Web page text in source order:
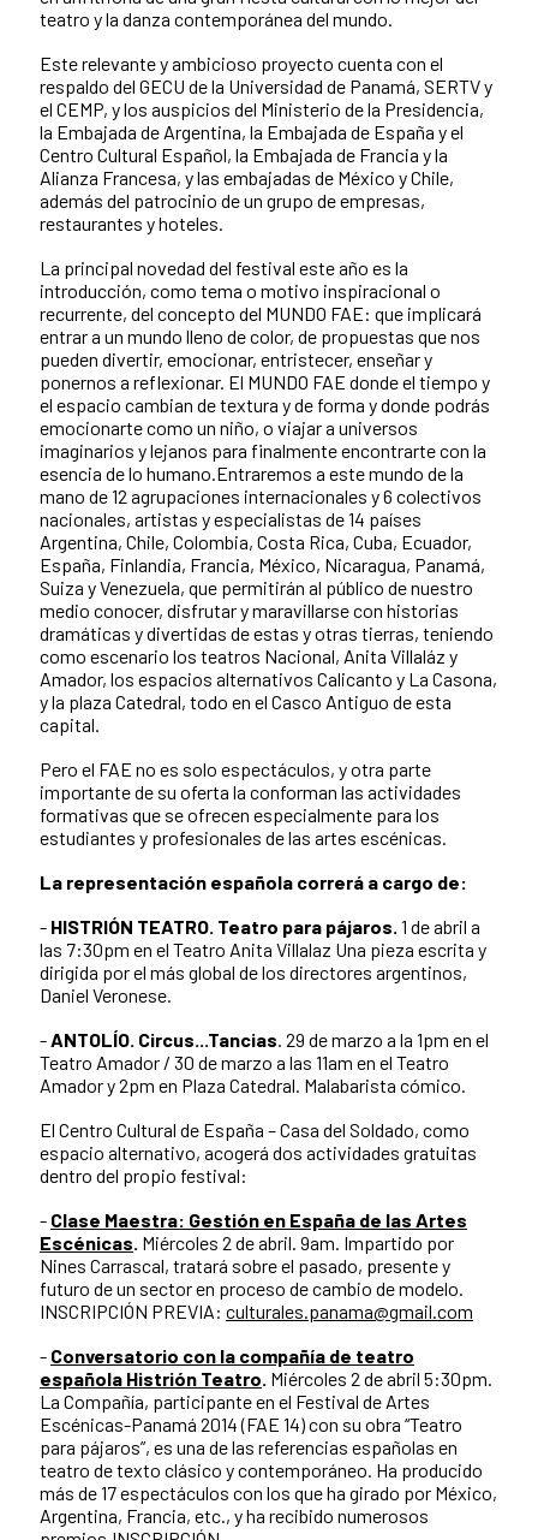
teatro y la danza contemporánea del mundo.
Este relevante y ambicioso proyecto cuenta con el
respaldo del GECU de la Universidad de Panamá, SERTV y
el CEMP, y los auspicios del Ministerio de la Presidencia,
la Embajada de Argentina, la Embajada de España y el
Centro Cultural Español, la Embajada de Francia y la
Alianza Francesa, y las embajadas de México y Chile,
además del patrocinio de un grupo de empresas,
restaurantes y hoteles.
La principal novedad del festival este año es la
introducción, como tema o motivo inspiracional o
recurrente, del concepto del MUNDO FAE: que implicará
entrar a un mundo lleno de color, de propuestas que nos
pueden divertir, emocionar, entristecer, enseñar y
ponernos a reflexionar. El MUNDO FAE donde el tiempo y
el espacio cambian de textura y de forma y donde podrás
emocionarte como un niño, o viajar a universos
imaginarios y lejanos para finalmente encontrarte con la
esencia de lo humano.Entraremos a este mundo de la
mano de 12 agrupaciones internacionales y 6 colectivos
nacionales, artistas y especialistas de 14 países
Argentina, Chile, Colombia, Costa Rica, Cuba, Ecuador,
España, Finlandia, Francia, México, Nicaragua, Panamá,
Suiza y Venezuela, que permitirán al público de nuestro
medio conocer, disfrutar y maravillarse con historias
dramáticas y divertidas de estas y otras tierras, teniendo
como escenario los teatros Nacional, Anita Villaláz y
Amador, los espacios alternativos Calicanto y La Casona,
y la plaza Catedral, todo en el Casco Antiguo de esta
capital.
Pero el FAE no es solo espectáculos, y otra parte
importante de su oferta la conforman las actividades
formativas que se ofrecen especialmente para los
estudiantes y profesionales de las artes escénicas.
La representación española correrá a cargo de:
- HISTRIÓN TEATRO. Teatro para pájaros. 1 de abril a
las 7:30pm en el Teatro Anita Villalaz Una pieza escrita y
dirigida por el más global de los directores argentinos,
Daniel Veronese.
-ANTOLÍO. Circus...Tancias. 29 de marzo a la 1pm en el
Teatro Amador / 30 de marzo a las 11am en el Teatro
Amador y 2pm en Plaza Catedral. Malabarista cómico.
El Centro Cultural de España – Casa del Soldado, como
espacio alternativo, acogerá dos actividades gratuitas
dentro del propio festival:
- Clase Maestra: Gestión en España de las Artes
Escénicas. Miércoles 2 de abril. 9am. Impartido por
Nines Carrascal, tratará sobre el pasado, presente y
futuro de un sector en proceso de cambio de modelo.
INSCRIPCIÓN PREVIA: culturales.panama@gmail.com
- Conversatorio con la compañía de teatro
española Histrión Teatro. Miércoles 2 de abril 5:30pm.
La Compañía, participante en el Festival de Artes
Escénicas-Panamá 2014 (FAE 14) con su obra “Teatro
para pájaros”, es una de las referencias españolas en
teatro de texto clásico y contemporáneo. Ha producido
más de 17 espectáculos con los que ha girado por México,
Argentina, Francia, etc., y ha recibido numerosos